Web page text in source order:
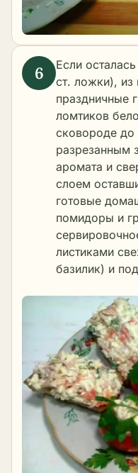
Если
ст. ложки), из
праздничные
ломтиков
сковороде до
разрезанным
аромата и
слоем
готовые
помидоры и
листиками
базилик) и